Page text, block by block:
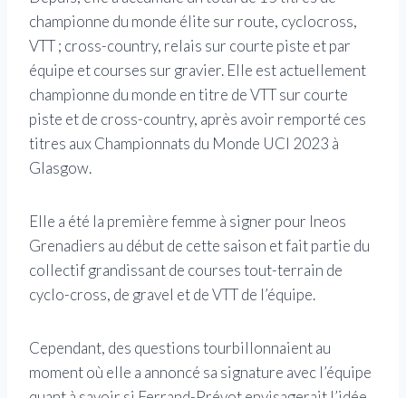
championne du monde élite sur route, cyclocross,
VTT ; cross-country, relais sur courte piste et par
équipe et courses sur gravier. Elle est actuellement
championne du monde en titre de VTT sur courte
piste et de cross-country, après avoir remporté ces
titres aux Championnats du Monde UCI 2023 à
Glasgow.
Elle a été la première femme à signer pour Ineos
Grenadiers au début de cette saison et fait partie du
collectif grandissant de courses tout-terrain de
cyclo-cross, de gravel et de VTT de l’équipe.
Cependant, des questions tourbillonnaient au
moment où elle a annoncé sa signature avec l’équipe